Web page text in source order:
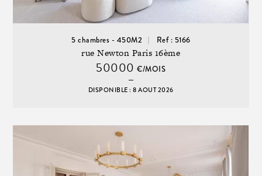
5 chambres - 450M2 Ref : 5166
rue Newton Paris 16ème
50000€/MOIS
DISPONIBLE : 8 AOUT 2026